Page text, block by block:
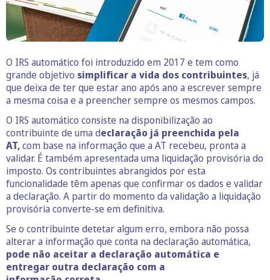
O IRS automático foi introduzido em 2017 e tem como
grande objetivo simplificar a vida dos contribuintes, já
que deixa de ter que estar ano após ano a escrever sempre
a mesma coisa e a preencher sempre os mesmos campos.
O IRS automático consiste na disponibilização ao
contribuinte de uma declaração já preenchida pela
AT,com base na informação que a AT recebeu, pronta a
validar. É também apresentada uma liquidação provisória do
imposto. Os contribuintes abrangidos por esta
funcionalidade têm apenas que confirmar os dados e validar
a declaração. A partir do momento da validação a liquidação
provisória converte-se em definitiva.
Se o contribuinte detetar algum erro, embora não possa
alterar a informação que conta na declaração automática,
pode não aceitar a declaração automática e
entregar outra declaração com a